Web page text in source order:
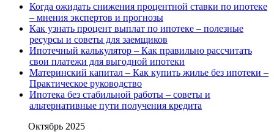
Когда ожидать снижения процентной ставки по ипотеке
– мнения экспертов и прогнозы
Как узнать процент выплат по ипотеке – полезные
ресурсы и советы для заемщиков
Ипотечный калькулятор – Как правильно рассчитать
свои платежи для выгодной ипотеки
Материнский капитал – Как купить жилье без ипотеки –
Практическое руководство
Ипотека без стабильной работы – советы и
альтернативные пути получения кредита
Октябрь 2025